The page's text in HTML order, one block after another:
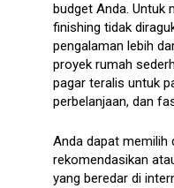
budget Anda. Untuk
finishing tidak
pengalaman lebih
proyek rumah
pagar teralis untuk
perbelanjaan, dan
Anda dapat memilih
rekomendasikan
yang beredar di